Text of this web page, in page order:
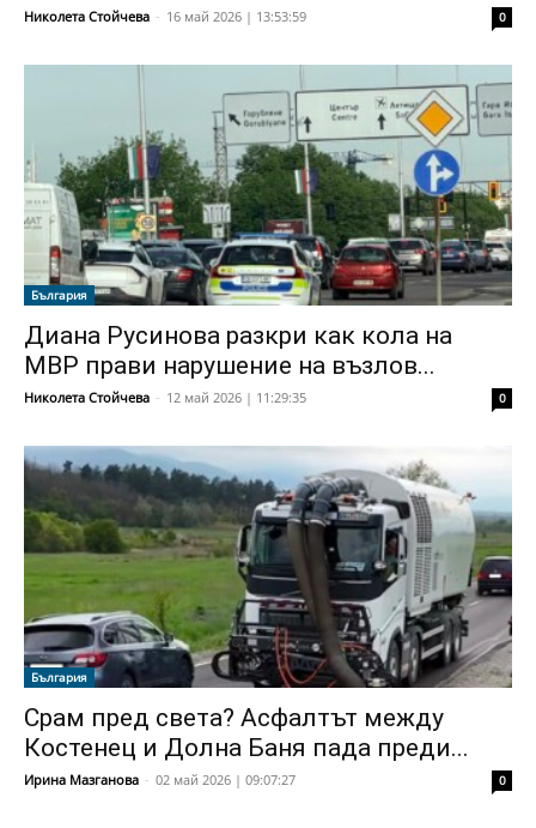
Николета Стойчева - 16 май 2026 | 13:53:59 0
България
Диана Русинова разкри как кола на
МВР прави нарушение на възлов...
Николета Стойчева - 12 май 2026 | 11:29:35 0
България
Срам пред света? Асфалтът между
Костенец и Долна Баня пада преди...
Ирина Мазганова - 02 май 2026 | 09:07:27 0